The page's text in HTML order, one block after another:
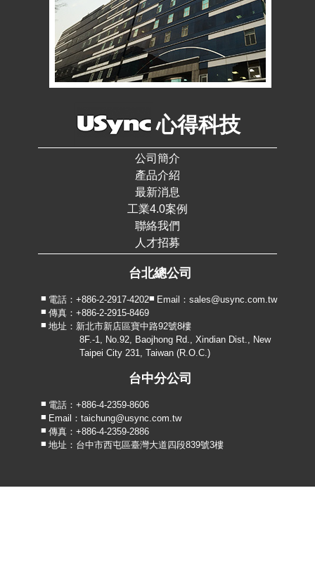
心得科技
公司簡介
產品介紹
最新消息
工業4.0案例
聯絡我們
人才招募
台北總公司
電話：+886-2-2917-4202
Email：sales@usync.com.tw
傳真：+886-2-2915-8469
地址：新北市新店區寶中路92號8樓
8F.-1, No.92, Baojhong Rd., Xindian Dist., New
Taipei City 231, Taiwan (R.O.C.)
台中分公司
電話：+886-4-2359-8606
Email：taichung@usync.com.tw
傳真：+886-4-2359-2886
地址：台中市西屯區臺灣大道四段839號3樓